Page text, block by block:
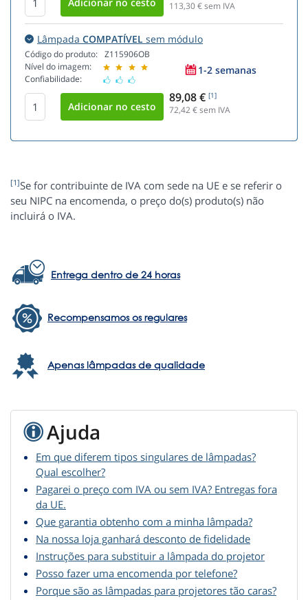
113,30€ sem IVA
Lâmpada COMPATÍVEL sem módulo
Código do produto:
Nível do imagem:
Confiabilidade:
Z115906OB
1-2 semanas
89,08 € [1]
72,42€ sem IVA
[1]Se for contribuinte de IVA com sede na UE e se referir o
seu NIPC na encomenda, o preço do(s) produto(s) não
incluirá o IVA.
Entrega dentro de 24 horas
Recompensamos os regulares
Apenas lâmpadas de qualidade
Ajuda
Em que diferem tipos singulares de lâmpadas?
Qual escolher?
Pagarei o preço com IVA ou sem IVA? Entregas fora
da UE.
Que garantia obtenho com a minha lâmpada?
Na nossa loja ganhará desconto de fidelidade
Instruções para substituir a lâmpada do projetor
Posso fazer uma encomenda por telefone?
Porque são as lâmpadas para projetores tão caras?